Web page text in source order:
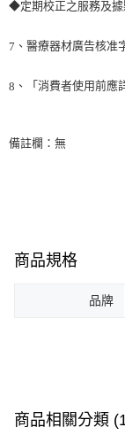
◆定期校正之服務及據
7 、醫療器材廣告核准
8 、「消費者使用前應
備註欄：無
商品規格
品牌
商品相關分類